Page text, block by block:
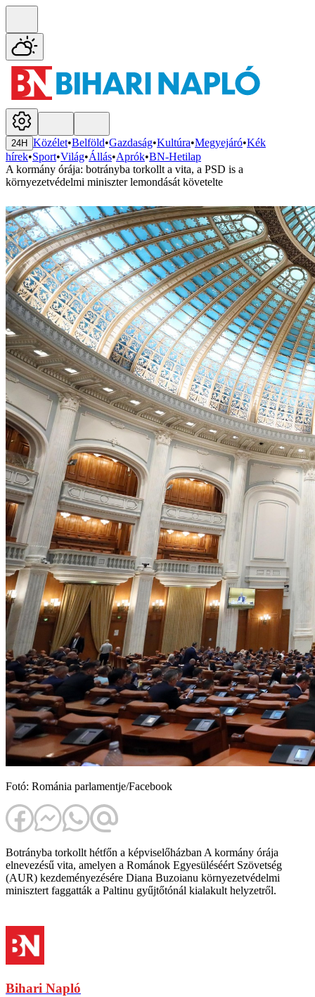
24H Közélet•Belföld•Gazdaság•Kultúra•Megyejáró•Kék
hírek•Sport•Világ•Állás•Aprók•BN-Hetilap
A kormány órája: botrányba torkollt a vita, a PSD is a
környezetvédelmi miniszter lemondását követelte
Fotó: Románia parlamentje/Facebook
Botrányba torkollt hétfőn a képviselőházban A kormány órája
elnevezésű vita, amelyen a Románok Egyesüléséért Szövetség
(AUR) kezdeményezésére Diana Buzoianu környezetvédelmi
minisztert faggatták a Paltinu gyűjtőtónál kialakult helyzetről.
Bihari Napló